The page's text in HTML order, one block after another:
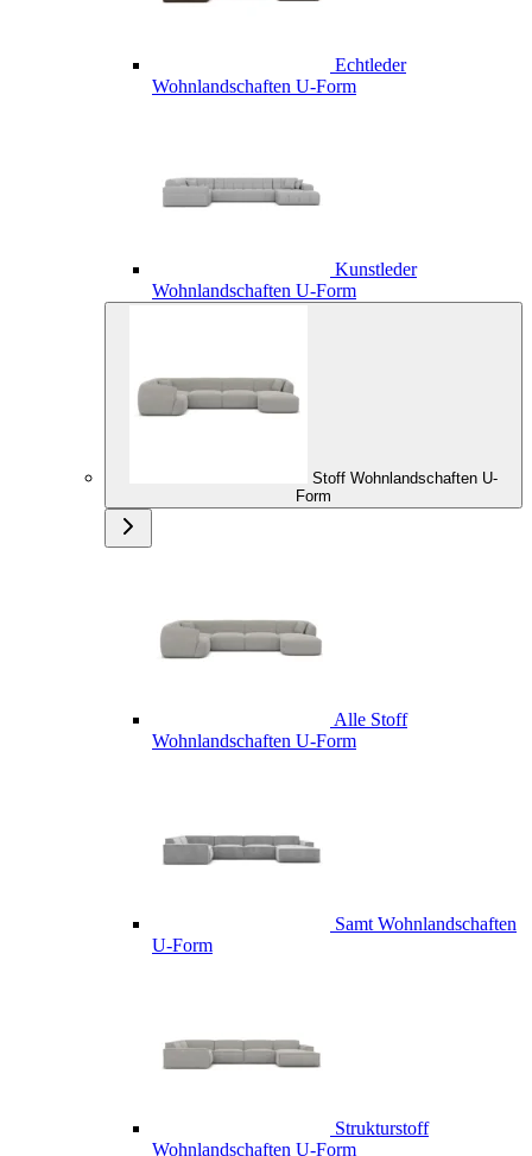
Echtleder
Wohnlandschaften U-Form
Kunstleder
Wohnlandschaften U-Form
Stoff Wohnlandschaften U-
Form
Alle Stoff
Wohnlandschaften U-Form
Samt Wohnlandschaften
U-Form
Strukturstoff
Wohnlandschaften U-Form